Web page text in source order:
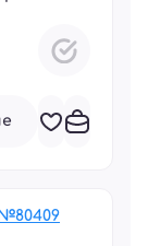
№80409